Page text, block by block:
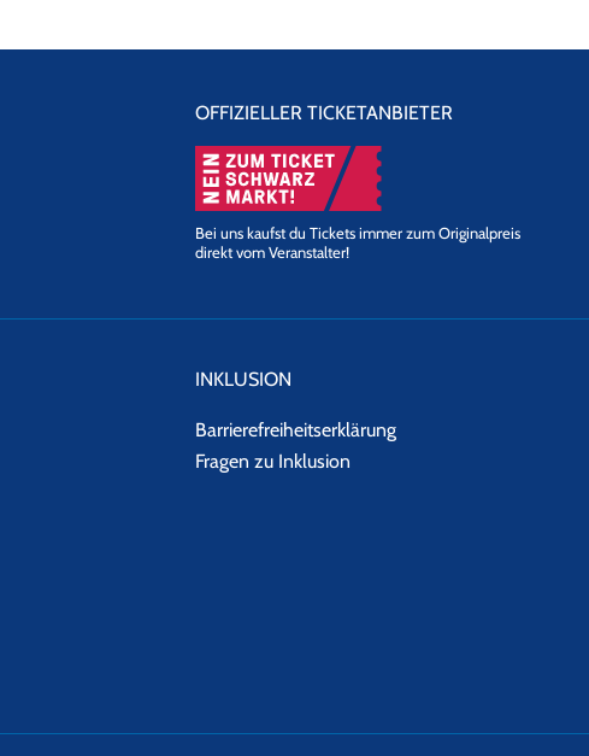
OFFIZIELLER TICKETANBIETER
Bei uns kaufst du Tickets immer zum Originalpreis
direkt vom Veranstalter!
INKLUSION
Barrierefreiheitserklärung
Fragen zu Inklusion